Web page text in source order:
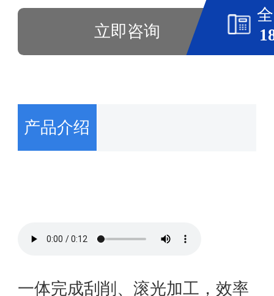
立即咨询
产品介绍
一体完成刮削、滚光加工，效率